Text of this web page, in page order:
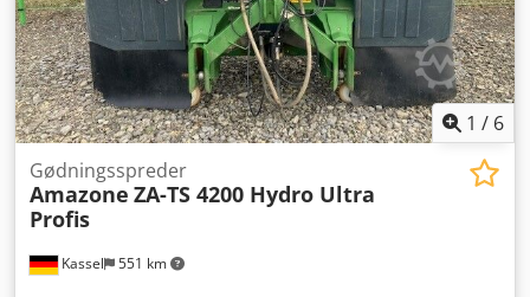
1 / 6
Kassel 551 km
Gødningsspreder
Amazone ZA-TS 4200 Hydro Ultra
Profis